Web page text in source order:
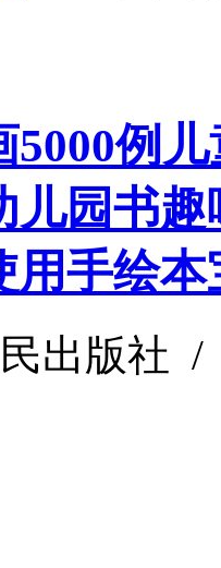
5000例
儿园书
用手绘
出版社